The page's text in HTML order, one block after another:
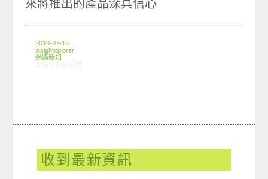
來將推出的產品深具信心
2010-07-16
insightxplorer
網路新知
收到最新資訊